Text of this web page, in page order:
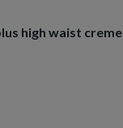
high waist creme